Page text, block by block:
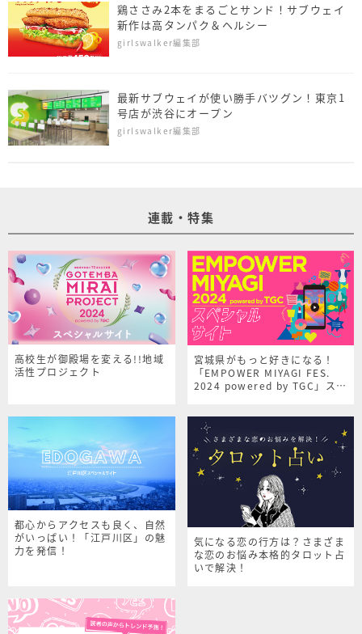
鶏ささみ2本をまるごとサンド！サブウェイ
新作は高タンパク＆ヘルシー
girlswalker編集部
最新サブウェイが使い勝手バツグン！東京1
号店が渋谷にオープン
girlswalker編集部
連載・特集
高校生が御殿場を変える!!地域
活性プロジェクト
宮城県がもっと好きになる！
「EMPOWER MIYAGI FES.
2024 powered by TGC」スペ
都心からアクセスも良く、自然
がいっぱい！「江戸川区」の魅
力を発信！
気になる恋の行方は？さまざま
な恋のお悩み本格的タロット占
いで解決！